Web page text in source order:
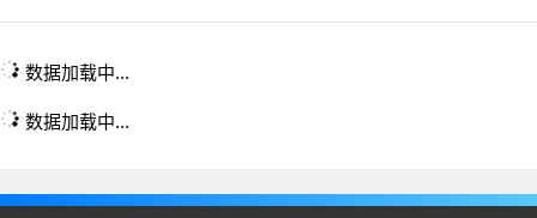
数据加载中...
数据加载中...